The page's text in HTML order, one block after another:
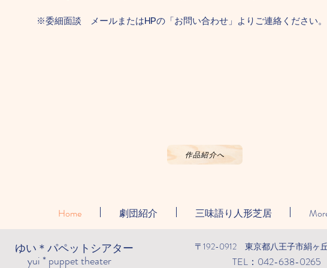
※委細面談 メールまたは HPの「お問い合わせ」よりご連絡ください。
作品紹介へ
Home 劇団紹介 三味語り人形芝居
ゆい＊パペットシアター
yui * puppet theater
〒192-0912 東京都八王子市絹ヶ
TEL：042-638-0265